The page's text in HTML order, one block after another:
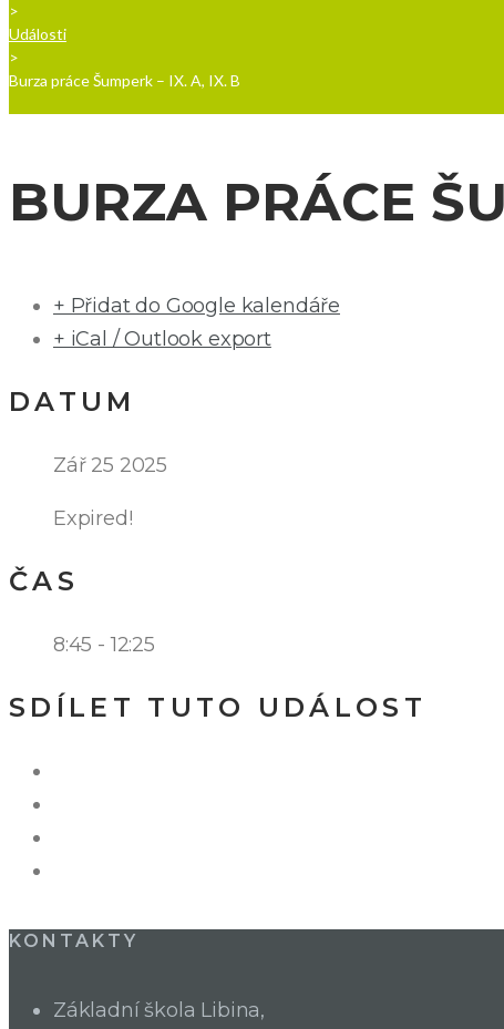
>
Události
>
Burza práce Šumperk – IX. A, IX. B
BURZA PRÁCE
+ Přidat do Google kalendáře
+ iCal / Outlook export
DATUM
Zář 25 2025
Expired!
ČAS
8:45 - 12:25
SDÍLET TUTO UDÁLOST
KONTAKTY
Základní škola Libina,